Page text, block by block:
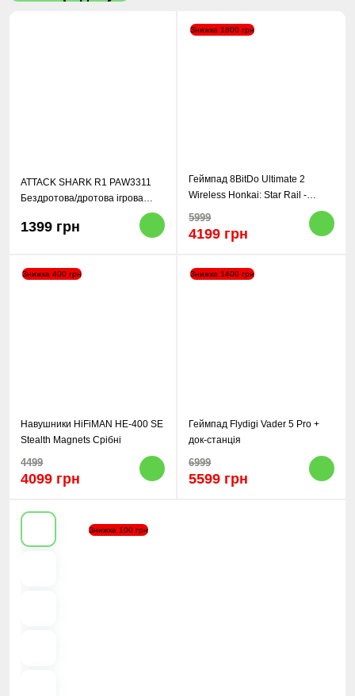
ATTACK SHARK R1 PAW3311
Бездротова/дротова ігрова
1399 грн
Знижка 1800 грн
Геймпад 8BitDo Ultimate 2
Wireless Honkai: Star Rail -
Evernight
5999
4199 грн
Знижка 400 грн
Навушники HiFiMAN HE-400 SE
Stealth Magnets Срібні
4499
4099 грн
Знижка 1400 грн
Геймпад Flydigi Vader 5 Pro +
док-станція
6999
5599 грн
Знижка 100 грн